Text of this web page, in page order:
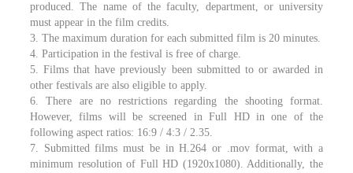
produced. The name of the faculty, department, or university
must appear in the film credits.
3. The maximum duration for each submitted film is 20 minutes.
4. Participation in the festival is free of charge.
5. Films that have previously been submitted to or awarded in
other festivals are also eligible to apply.
6. There are no restrictions regarding the shooting format.
However, films will be screened in Full HD in one of the
following aspect ratios: 16:9 / 4:3 / 2.35.
7. Submitted films must be in H.264 or .mov format, with a
minimum resolution of Full HD (1920x1080). Additionally, the